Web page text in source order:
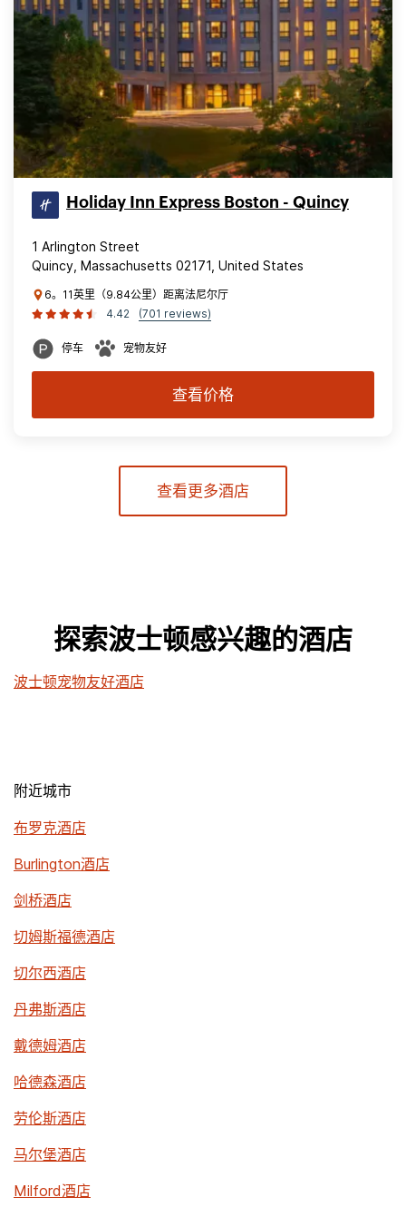
Holiday Inn Express Boston - Quincy
1 Arlington Street
Quincy, Massachusetts 02171, United States
6。11英里（9.84公里）距离法尼尔厅
4.42
(701 reviews)
停车 宠物友好
查看价格
查看更多酒店
探索波士顿感兴趣的酒店
波士顿宠物友好酒店
附近城市
布罗克酒店
Burlington酒店
剑桥酒店
切姆斯福德酒店
切尔西酒店
丹弗斯酒店
戴德姆酒店
哈德森酒店
劳伦斯酒店
马尔堡酒店
Milford酒店